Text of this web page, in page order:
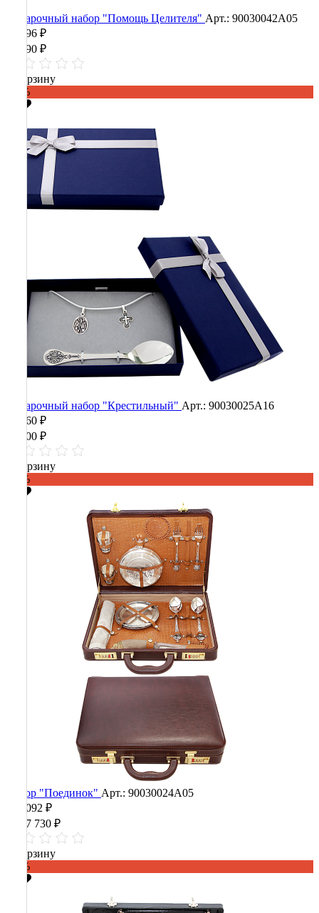
Подарочный набор "Помощь Целителя" Арт.: 90030042А05
22 196 ₽
55 490 ₽
В корзину
-60%
Подарочный набор "Крестильный" Арт.: 90030025А16
12 360 ₽
30 900 ₽
В корзину
-60%
Набор "Поединок" Арт.: 90030024А05
555 092 ₽
1 387 730 ₽
В корзину
-60%